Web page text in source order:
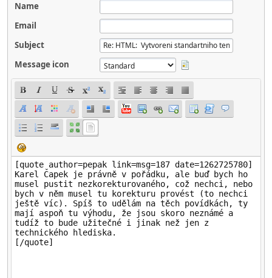
Name
Email
Subject
Message icon